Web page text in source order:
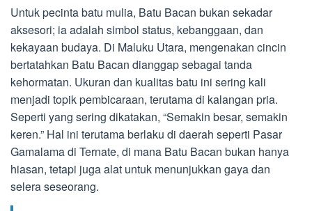
Untuk pecinta batu mulia, Batu Bacan bukan sekadar
aksesori; ia adalah simbol status, kebanggaan, dan
kekayaan budaya. Di Maluku Utara, mengenakan cincin
bertatahkan Batu Bacan dianggap sebagai tanda
kehormatan. Ukuran dan kualitas batu ini sering kali
menjadi topik pembicaraan, terutama di kalangan pria.
Seperti yang sering dikatakan, “Semakin besar, semakin
keren.” Hal ini terutama berlaku di daerah seperti Pasar
Gamalama di Ternate, di mana Batu Bacan bukan hanya
hiasan, tetapi juga alat untuk menunjukkan gaya dan
selera seseorang.